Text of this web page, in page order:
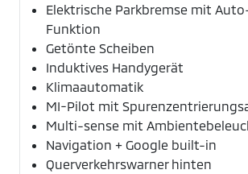
Elektrische Parkbremse mit
Funktion
Getönte Scheiben
Induktives Handygerät
Klimaautomatik
MI-Pilot mit
Multi-sense mit
Navigation + Google built-in
Querverkehrswarner hinten